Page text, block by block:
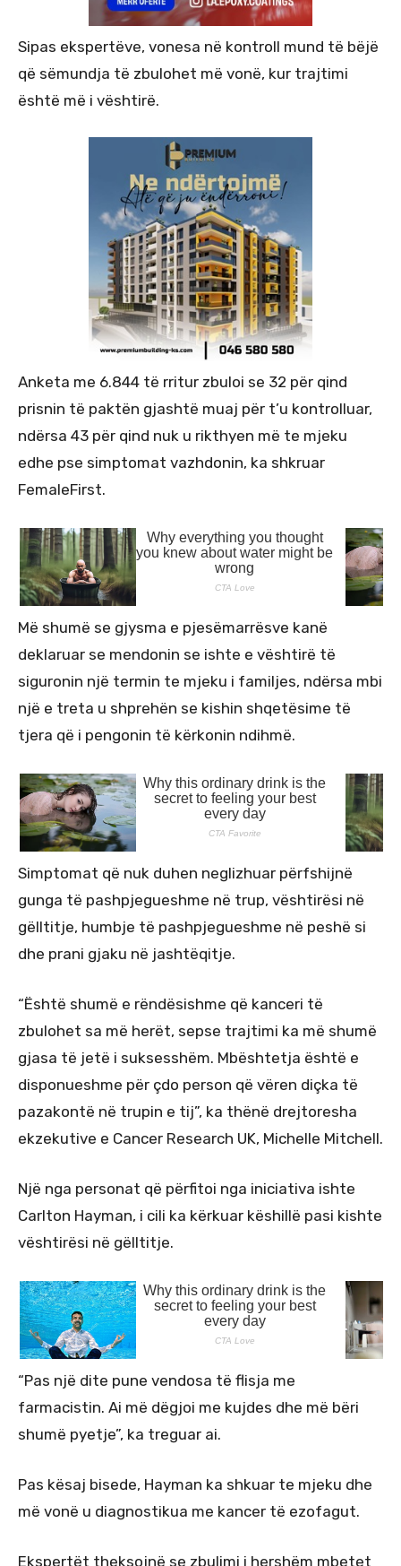
Sipas ekspertëve, vonesa në kontroll mund të bëjë
që sëmundja të zbulohet më vonë, kur trajtimi
është më i vështirë.
Anketa me 6.844 të rritur zbuloi se 32 për qind
prisnin të paktën gjashtë muaj për t’u kontrolluar,
ndërsa 43 për qind nuk u rikthyen më te mjeku
edhe pse simptomat vazhdonin, ka shkruar
FemaleFirst.
Më shumë se gjysma e pjesëmarrësve kanë
deklaruar se mendonin se ishte e vështirë të
siguronin një termin te mjeku i familjes, ndërsa mbi
një e treta u shprehën se kishin shqetësime të
tjera që i pengonin të kërkonin ndihmë.
Simptomat që nuk duhen neglizhuar përfshijnë
gunga të pashpjegueshme në trup, vështirësi në
gëlltitje, humbje të pashpjegueshme në peshë si
dhe prani gjaku në jashtëqitje.
“Është shumë e rëndësishme që kanceri të
zbulohet sa më herët, sepse trajtimi ka më shumë
gjasa të jetë i suksesshëm. Mbështetja është e
disponueshme për çdo person që vëren diçka të
pazakontë në trupin e tij”, ka thënë drejtoresha
ekzekutive e Cancer Research UK, Michelle Mitchell.
Një nga personat që përfitoi nga iniciativa ishte
Carlton Hayman, i cili ka kërkuar këshillë pasi kishte
vështirësi në gëlltitje.
“Pas një dite pune vendosa të flisja me
farmacistin. Ai më dëgjoi me kujdes dhe më bëri
shumë pyetje”, ka treguar ai.
Pas kësaj bisede, Hayman ka shkuar te mjeku dhe
më vonë u diagnostikua me kancer të ezofagut.
Ekspertët theksojnë se zbulimi i hershëm mbetet